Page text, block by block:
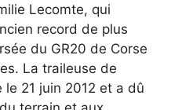
Lecomte, qui
record de plus
du GR20 de Corse
La traileuse de
le 21 juin 2012 et a dû